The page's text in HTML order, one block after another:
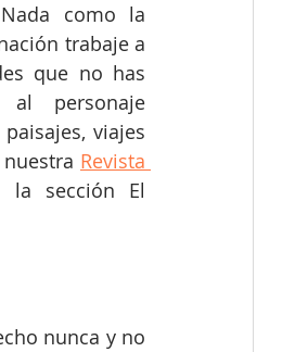
como la
trabaje a
que no has
personaje
viajes
Revista
la sección El
nunca y no